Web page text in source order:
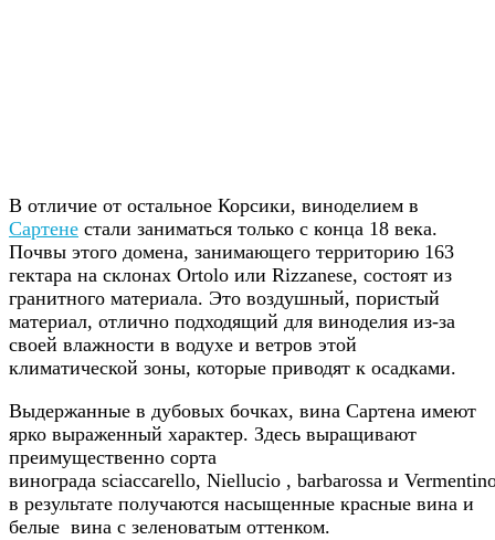
В отличие от остальное Корсики, виноделием в
Сартене стали заниматься только с конца 18 века.
Почвы этого домена, занимающего территорию 163
гектара на склонах Ortolo или Rizzanese, состоят из
гранитного материала. Это воздушный, пористый
материал, отлично подходящий для виноделия из-за
своей влажности в водухе и ветров этой
климатической зоны, которые приводят к осадками.
Выдержанные в дубовых бочках, вина Сартена имеют
ярко выраженный характер. Здесь выращивают
преимущественно сорта
винограда sciaccarello, Niellucio , barbarossa и
в результате получаются насыщенные красные вина и
белые вина с зеленоватым оттенком.